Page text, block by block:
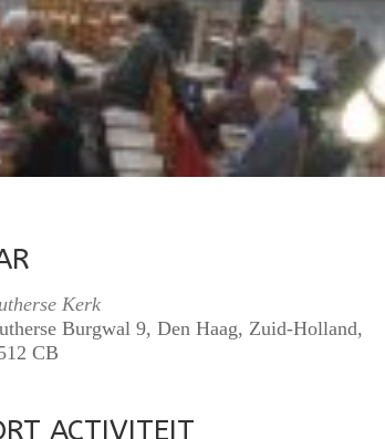
Kerk
Burgwal 9, Den Haag, Zuid-Holland,
CB
ACTIVITEIT